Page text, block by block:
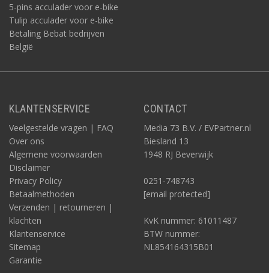
5-pins acculader voor e-bike
Tulip acculader voor e-bike
Betaling Bebat bedrijven
België
KLANTENSERVICE
Veelgestelde vragen | FAQ
Over ons
Algemene voorwaarden
Disclaimer
Privacy Policy
Betaalmethoden
Verzenden | retourneren |
klachten
Klantenservice
Sitemap
Garantie
CONTACT
Media 73 B.V. / EVPartner.nl
Biesland 13
1948 RJ Beverwijk
0251-748743
[email protected]
KvK nummer: 61011487
BTW nummer:
NL854164315B01